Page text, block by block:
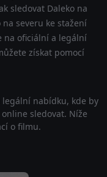
sledovat Daleko na
severu ke stažení
na oficiální a legální
získat pomocí
nabídku, kde by
sledovat. Níže
o filmu.